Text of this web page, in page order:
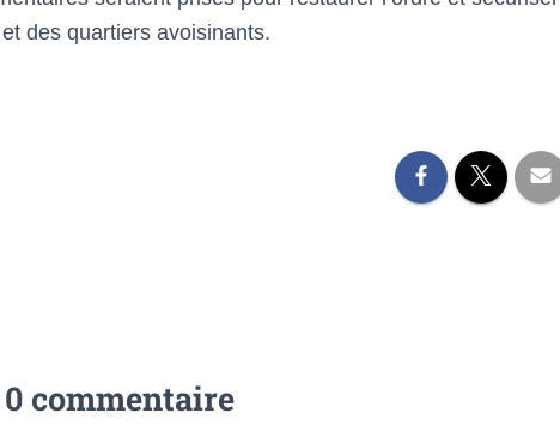
des quartiers avoisinants.
0 commentaire